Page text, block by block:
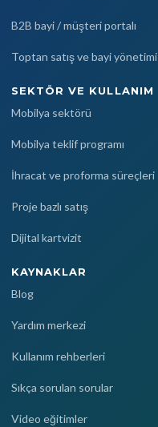
B2B bayi / müşteri portalı
Toptan satış ve bayi yönetimi
SEKTÖR VE KULLANIM
Mobilya sektörü
Mobilya teklif programı
İhracat ve proforma süreçleri
Proje bazlı satış
Dijital kartvizit
KAYNAKLAR
Blog
Yardım merkezi
Kullanım rehberleri
Sıkça sorulan sorular
Video eğitimler